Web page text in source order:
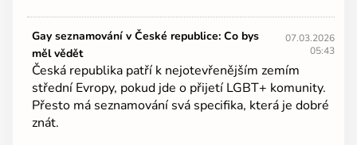
Gay seznamování v České republice: Co bys
měl vědět
07.03.2026
05:43
Česká republika patří k nejotevřenějším zemím
střední Evropy, pokud jde o přijetí LGBT+ komunity.
Přesto má seznamování svá specifika, která je dobré
znát.